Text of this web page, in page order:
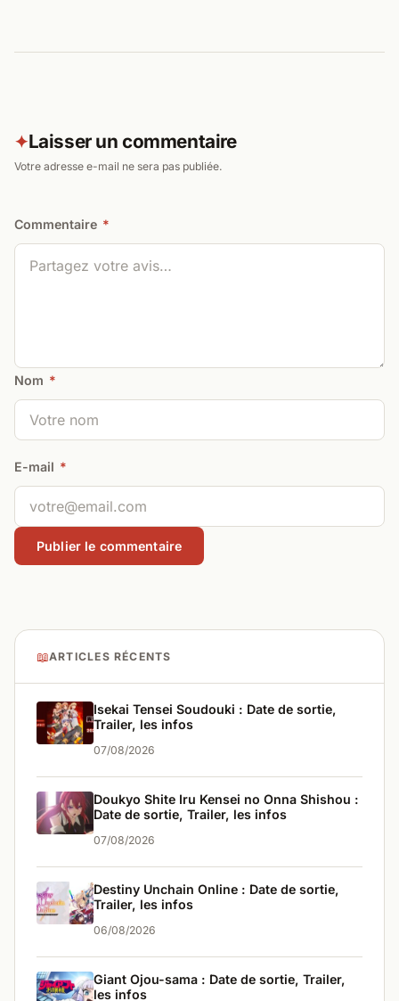
✦Laisser un commentaire
Votre adresse e-mail ne sera pas publiée.
Commentaire *
Nom *
E-mail *
📖ARTICLES RÉCENTS
Isekai Tensei Soudouki : Date de sortie,
Trailer, les infos
07/08/2026
Doukyo Shite Iru Kensei no Onna Shishou :
Date de sortie, Trailer, les infos
07/08/2026
Destiny Unchain Online : Date de sortie,
Trailer, les infos
06/08/2026
Giant Ojou-sama : Date de sortie, Trailer,
les infos